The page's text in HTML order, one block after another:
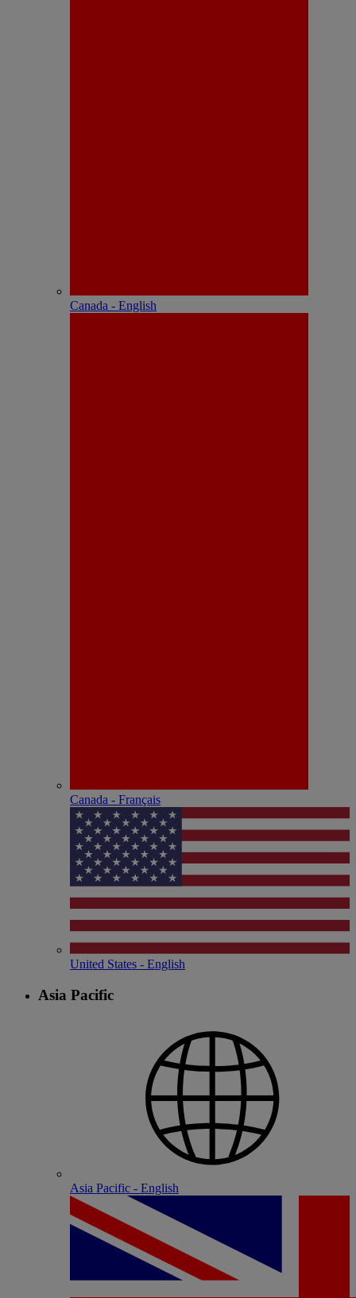
Canada - English
Canada - Français
United States - English
Asia Pacific
Asia Pacific - English